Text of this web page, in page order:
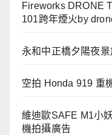
Fireworks DRONE
101跨年煙火by
永和中正橋夕陽夜景
空拍 Honda 919 重
維迪歐SAFE M1小
機拍攝廣告